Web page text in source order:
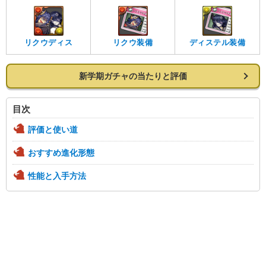
リクウディス リクウ装備 ディステル装備
新学期ガチャの当たりと評価
目次
評価と使い道
おすすめ進化形態
性能と入手方法